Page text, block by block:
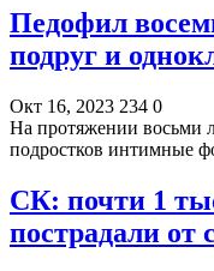
Педофил
подруг и
Окт 16, 2023 234 0
На протяжении восьми
подростков интимные
СК: почти 1
пострадали от